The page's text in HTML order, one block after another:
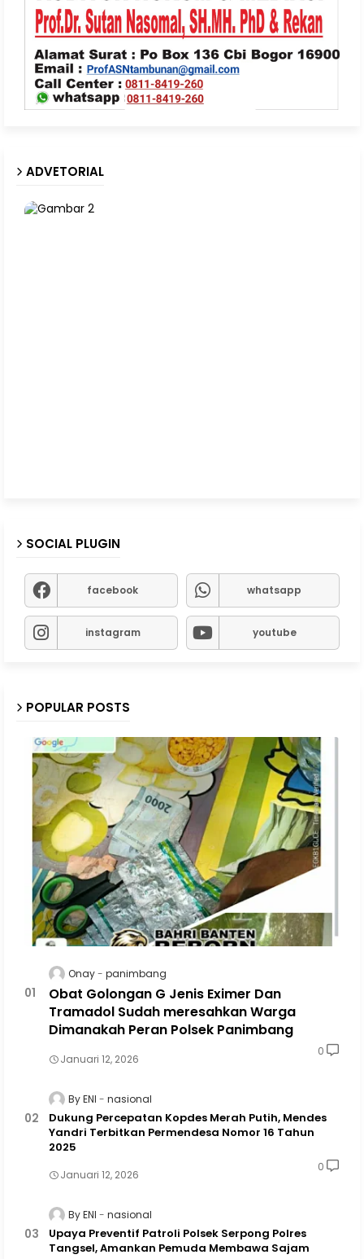
ADVETORIAL
SOCIAL PLUGIN
facebook whatsapp
instagram youtube
POPULAR POSTS
Onay panimbang
Obat Golongan G Jenis Eximer Dan
Tramadol Sudah meresahkan Warga
Dimanakah Peran Polsek Panimbang
Januari 12, 2026
0
By ENI nasional
Dukung Percepatan Kopdes Merah Putih, Mendes
Yandri Terbitkan Permendesa Nomor 16 Tahun
2025
Januari 12, 2026
0
By ENI nasional
Upaya Preventif Patroli Polsek Serpong Polres
Tangsel, Amankan Pemuda Membawa Sajam